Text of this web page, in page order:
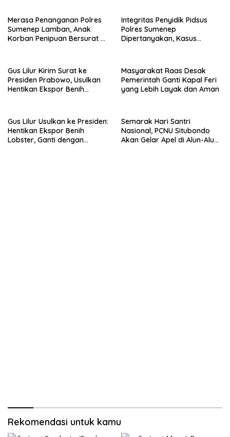
Merasa Penanganan Polres
Sumenep Lamban, Anak
Korban Penipuan Bersurat ke
Integritas Penyidik Pidsus
Polres Sumenep
Dipertanyakan, Kasus
Kepastian
Gus Lilur Kirim Surat ke
Presiden Prabowo, Usulkan
Hentikan Ekspor Benih
Masyarakat Raas Desak
Pemerintah Ganti Kapal Feri
yang Lebih Layak dan Aman
Gus Lilur Usulkan ke Presiden:
Hentikan Ekspor Benih
Lobster, Ganti dengan
Semarak Hari Santri
Nasional, PCNU Situbondo
Akan Gelar Apel di Alun-Alun
Rekomendasi untuk kamu